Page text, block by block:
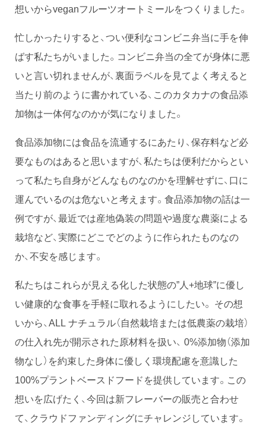
想いからveganフルーツオートミールをつくりました。
忙しかったりすると、つい便利なコンビニ弁当に手を伸
ばす私たちがいました。コンビニ弁当の全てが身体に悪
いと言い切れませんが、裏面ラベルを見てよく考えると
当たり前のように書かれている、このカタカナの食品添
加物は一体何なのかが気になりました。
食品添加物には食品を流通するにあたり、保存料など必
要なものはあると思いますが、私たちは便利だからとい
って私たち自身がどんなものなのかを理解せずに、口に
運んでいるのは危ないと考えます。食品添加物の話は一
例ですが、最近では産地偽装の問題や過度な農薬による
栽培など、実際にどこでどのように作られたものなの
か、不安を感じます。
私たちはこれらが見える化した状態の”人+地球”に優し
い健康的な食事を手軽に取れるようにしたい。 その想
いから、ALL ナチュラル（自然栽培または低農薬の栽培）
の仕入れ先が開示された原材料を扱い、 0%添加物（添加
物なし）を約束した身体に優しく環境配慮を意識した
100%プラントベースドフードを提供しています。この
想いを広げたく、今回は新フレーバーの販売と合わせ
て、クラウドファンディングにチャレンジしています。